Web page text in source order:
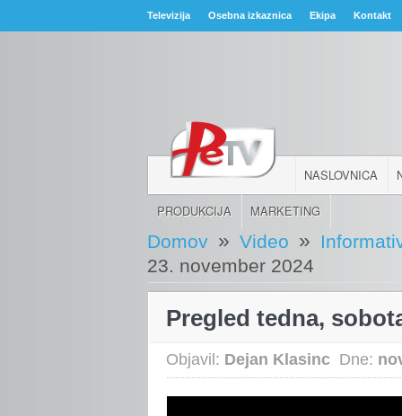
Televizija Osebna izkaznica Ekipa Kontakt
NASLOVNICA
PRODUKCIJA MARKETING
Domov » Video »
23. november 2024
Pregled tedna,
Objavil: Dejan Klasinc Dne: